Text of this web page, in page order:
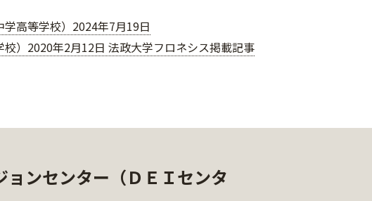
学高等学校）2024年7月19日
）2020年2月12日 法政大学フロネシス掲載記事
ンセンター（ＤＥＩセンタ